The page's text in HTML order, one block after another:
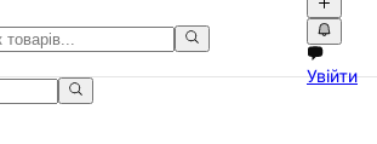
та відпочинок у
у Закарпатська область:
Увійти